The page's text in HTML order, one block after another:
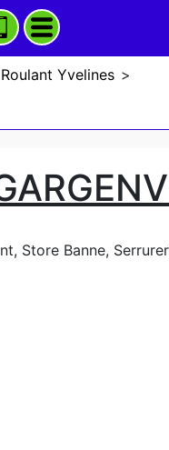
Yvelines >
Store Banne,